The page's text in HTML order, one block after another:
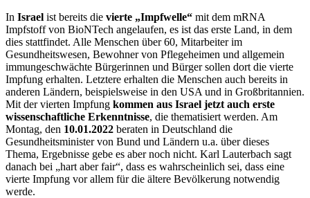
In Israel ist bereits die vierte „Impfwelle“ mit dem mRNA
Impfstoff von BioNTech angelaufen, es ist das erste Land, in dem
dies stattfindet. Alle Menschen über 60, Mitarbeiter im
Gesundheitswesen, Bewohner von Pflegeheimen und allgemein
immungeschwächte Bürgerinnen und Bürger sollen dort die vierte
Impfung erhalten. Letztere erhalten die Menschen auch bereits in
anderen Ländern, beispielsweise in den USA und in Großbritannien.
Mit der vierten Impfung kommen aus Israel jetzt auch erste
wissenschaftliche Erkenntnisse, die thematisiert werden. Am
Montag, den 10.01.2022 beraten in Deutschland die
Gesundheitsminister von Bund und Ländern u.a. über dieses
Thema, Ergebnisse gebe es aber noch nicht. Karl Lauterbach sagt
danach bei „hart aber fair“, dass es wahrscheinlich sei, dass eine
vierte Impfung vor allem für die ältere Bevölkerung notwendig
werde.